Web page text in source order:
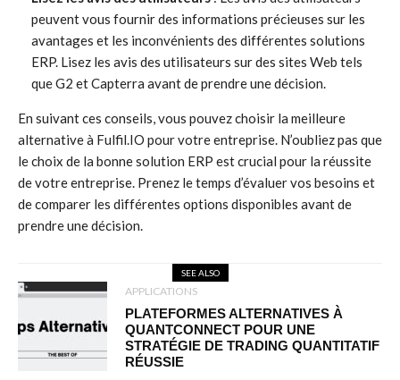
peuvent vous fournir des informations précieuses sur les
avantages et les inconvénients des différentes solutions
ERP. Lisez les avis des utilisateurs sur des sites Web tels
que G2 et Capterra avant de prendre une décision.
En suivant ces conseils, vous pouvez choisir la meilleure
alternative à Fulfil.IO pour votre entreprise. N’oubliez pas que
le choix de la bonne solution ERP est crucial pour la réussite
de votre entreprise. Prenez le temps d’évaluer vos besoins et
de comparer les différentes options disponibles avant de
prendre une décision.
SEE ALSO
APPLICATIONS
PLATEFORMES ALTERNATIVES À
QUANTCONNECT POUR UNE
STRATÉGIE DE TRADING QUANTITATIF
RÉUSSIE